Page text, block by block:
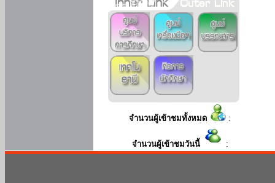
จำนวนผู้เข้าชมทั้งหมด :
จำนวนผู้เข้าชมวันนี้ :